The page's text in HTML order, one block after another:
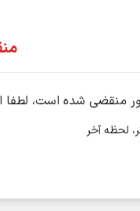
تابستان 1405
منقضی شده است، لطفا
لحظه آخر